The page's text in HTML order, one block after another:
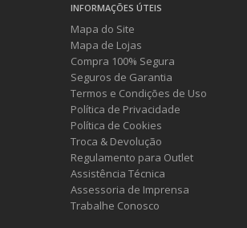
INFORMAÇÕES ÚTEIS
Mapa do Site
Mapa de Lojas
Compra 100% Segura
Seguros de Garantia
Termos e Condições de Uso
Política de Privacidade
Política de Cookies
Troca & Devolução
Regulamento para Outlet
Assistência Técnica
Assessoria de Imprensa
Trabalhe Conosco